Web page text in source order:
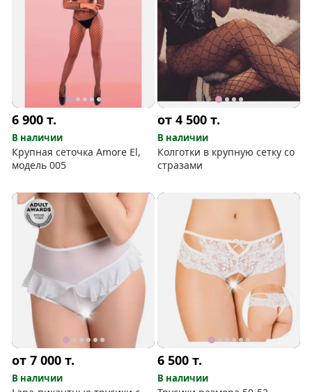
6 900т.
В наличии
Крупная сеточка Amore El,
модель 005
от 4 500т.
В наличии
Колготки в крупную сетку со
стразами
от 7 000т.
В наличии
6 500т.
В наличии